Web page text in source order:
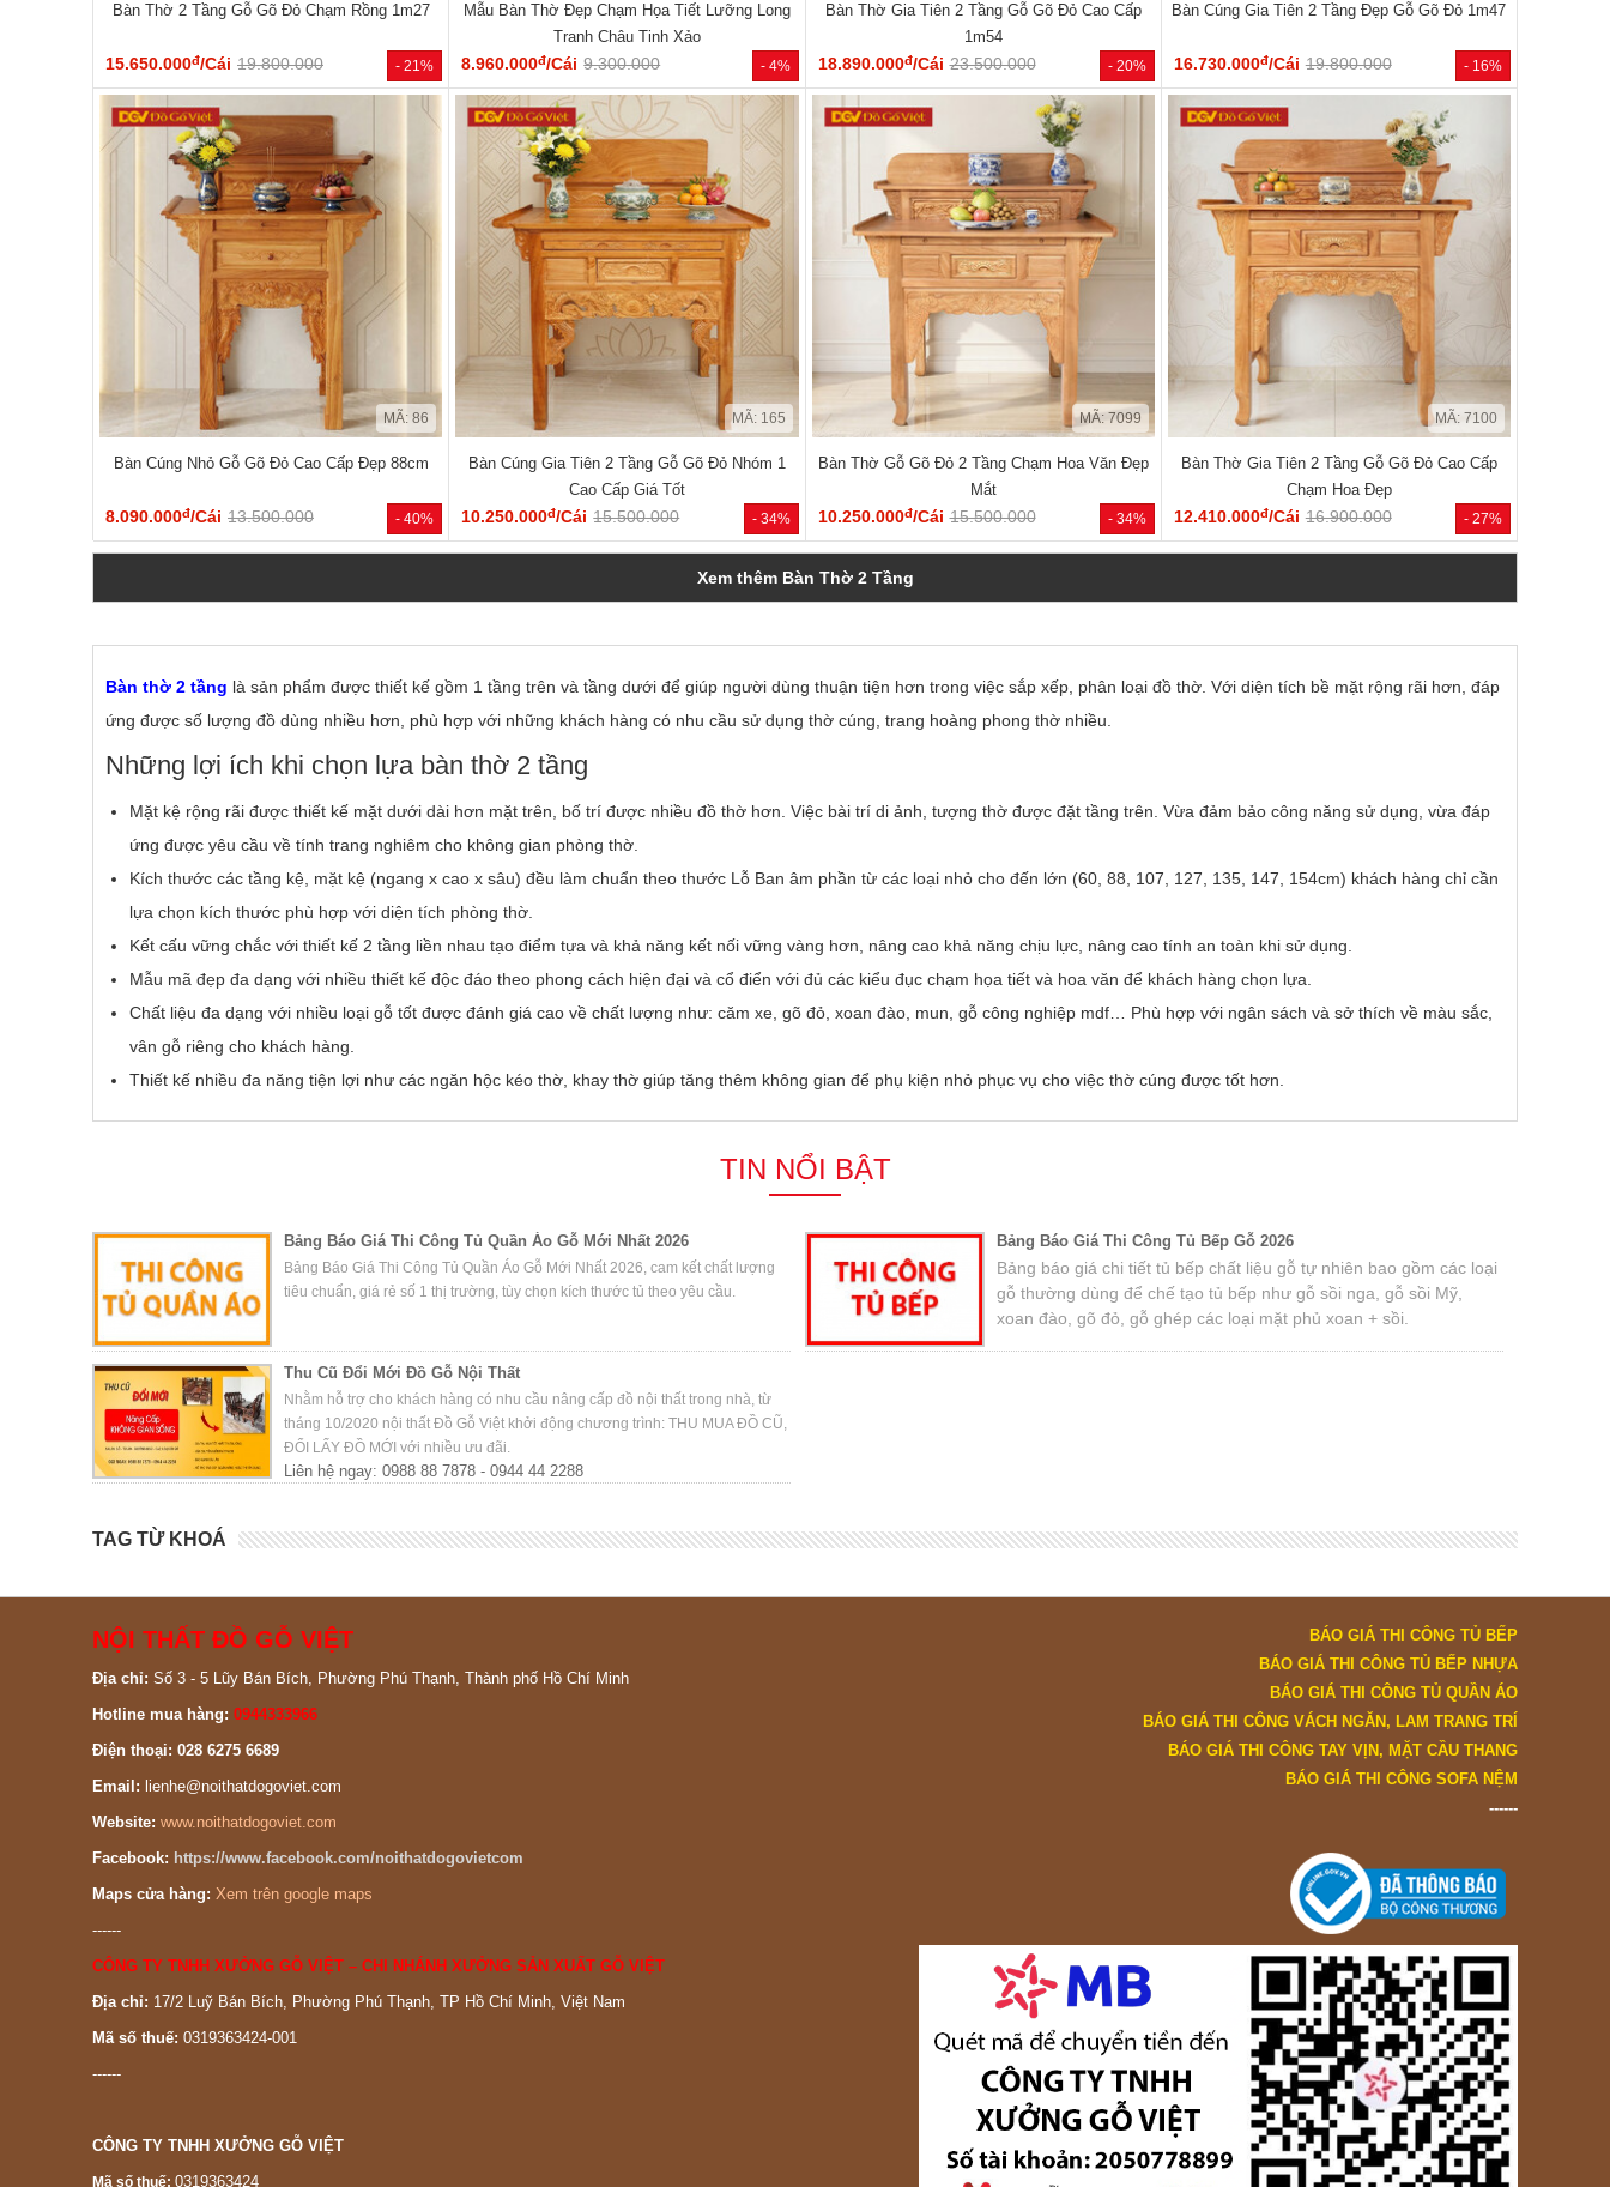
- 21%
Bàn Thờ 2 Tầng Gỗ Gõ Đỏ Chạm Rồng 1m27
15.650.000đ/Cái 19.800.000 - 4%
Mẫu Bàn Thờ Đẹp Chạm Họa Tiết Lưỡng Long
Tranh Châu Tinh Xảo
8.960.000đ/Cái 9.300.000 - 20%
Bàn Thờ Gia Tiên 2 Tầng Gỗ Gõ Đỏ Cao Cấp
1m54
18.890.000đ/Cái 23.500.000 - 16%
Bàn Cúng Gia Tiên 2 Tầng Đẹp Gỗ Gõ Đỏ 1m47
16.730.000đ/Cái 19.800.000
- 40%
MÃ: 86
Bàn Cúng Nhỏ Gỗ Gõ Đỏ Cao Cấp Đẹp 88cm
8.090.000đ/Cái 13.500.000 - 34%
MÃ: 165
Bàn Cúng Gia Tiên 2 Tầng Gỗ Gõ Đỏ Nhóm 1
Cao Cấp Giá Tốt
10.250.000đ/Cái 15.500.000 - 34%
MÃ: 7099
Bàn Thờ Gỗ Gõ Đỏ 2 Tầng Chạm Hoa Văn Đẹp
Mắt
10.250.000đ/Cái 15.500.000 - 27%
MÃ: 7100
Bàn Thờ Gia Tiên 2 Tầng Gỗ Gõ Đỏ Cao Cấp
Chạm Hoa Đẹp
12.410.000đ/Cái 16.900.000
Xem thêm Bàn Thờ 2 Tầng
Bàn thờ 2 tầng là sản phẩm được thiết kế gồm 1 tầng trên và tầng dưới để giúp người dùng thuận tiện hơn trong việc sắp xếp, phân loại đồ thờ. Với diện tích bề mặt rộng rãi hơn, đáp
ứng được số lượng đồ dùng nhiều hơn, phù hợp với những khách hàng có nhu cầu sử dụng thờ cúng, trang hoàng phong thờ nhiều.
Những lợi ích khi chọn lựa bàn thờ 2 tầng
Mặt kệ rộng rãi được thiết kế mặt dưới dài hơn mặt trên, bố trí được nhiều đồ thờ hơn. Việc bài trí di ảnh, tượng thờ được đặt tầng trên. Vừa đảm bảo công năng sử dụng, vừa đáp
ứng được yêu cầu về tính trang nghiêm cho không gian phòng thờ.
Kích thước các tầng kệ, mặt kệ (ngang x cao x sâu) đều làm chuẩn theo thước Lỗ Ban âm phần từ các loại nhỏ cho đến lớn (60, 88, 107, 127, 135, 147, 154cm) khách hàng chỉ cần
lựa chọn kích thước phù hợp với diện tích phòng thờ.
Kết cấu vững chắc với thiết kế 2 tầng liền nhau tạo điểm tựa và khả năng kết nối vững vàng hơn, nâng cao khả năng chịu lực, nâng cao tính an toàn khi sử dụng.
Mẫu mã đẹp đa dạng với nhiều thiết kế độc đáo theo phong cách hiện đại và cổ điển với đủ các kiểu đục chạm họa tiết và hoa văn để khách hàng chọn lựa.
Chất liệu đa dạng với nhiều loại gỗ tốt được đánh giá cao về chất lượng như: căm xe, gõ đỏ, xoan đào, mun, gỗ công nghiệp mdf… Phù hợp với ngân sách và sở thích về màu sắc,
vân gỗ riêng cho khách hàng.
Thiết kế nhiều đa năng tiện lợi như các ngăn hộc kéo thờ, khay thờ giúp tăng thêm không gian để phụ kiện nhỏ phục vụ cho việc thờ cúng được tốt hơn.
TIN NỔI BẬT
Bảng Báo Giá Thi Công Tủ Quần Áo Gỗ Mới Nhất 2026
Bảng Báo Giá Thi Công Tủ Quần Áo Gỗ Mới Nhất 2026, cam kết chất lượng
tiêu chuẩn, giá rẻ số 1 thị trường, tùy chọn kích thước tủ theo yêu cầu.
Bảng Báo Giá Thi Công Tủ Bếp Gỗ 2026
Bảng báo giá chi tiết tủ bếp chất liệu gỗ tự nhiên bao gồm các loại
gỗ thường dùng để chế tạo tủ bếp như gỗ sồi nga, gỗ sồi Mỹ,
xoan đào, gõ đỏ, gỗ ghép các loại mặt phủ xoan + sồi.
Thu Cũ Đổi Mới Đồ Gỗ Nội Thất
Nhằm hỗ trợ cho khách hàng có nhu cầu nâng cấp đồ nội thất trong nhà, từ
tháng 10/2020 nội thất Đồ Gỗ Việt khởi động chương trình: THU MUA ĐỒ CŨ,
ĐỔI LẤY ĐỒ MỚI với nhiều ưu đãi.
Liên hệ ngay: 0988 88 7878 - 0944 44 2288
TAG TỪ KHOÁ
NỘI THẤT ĐỒ GỖ VIỆT
Địa chỉ: Số 3 - 5 Lũy Bán Bích, Phường Phú Thạnh, Thành phố Hồ Chí Minh
Hotline mua hàng: 0944333966
Điện thoại: 028 6275 6689
Email: lienhe@noithatdogoviet.com
Website: www.noithatdogoviet.com
Facebook: https://www.facebook.com/noithatdogovietcom
Maps cửa hàng: Xem trên google maps
------
CÔNG TY TNHH XƯỞNG GỖ VIỆT – CHI NHÁNH XƯỞNG SẢN XUẤT GỖ VIỆT
Địa chỉ: 17/2 Luỹ Bán Bích, Phường Phú Thạnh, TP Hồ Chí Minh, Việt Nam
Mã số thuế: 0319363424-001
------
CÔNG TY TNHH XƯỞNG GỖ VIỆT
Mã số thuế: 0319363424
BÁO GIÁ THI CÔNG TỦ BẾP
BÁO GIÁ THI CÔNG TỦ BẾP NHỰA
BÁO GIÁ THI CÔNG TỦ QUẦN ÁO
BÁO GIÁ THI CÔNG VÁCH NGĂN, LAM TRANG TRÍ
BÁO GIÁ THI CÔNG TAY VỊN, MẶT CẦU THANG
BÁO GIÁ THI CÔNG SOFA NỆM
------